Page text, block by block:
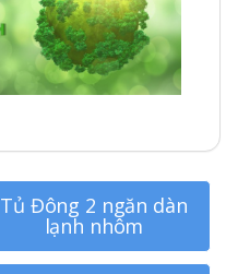
Tủ Đông 2 ngăn dàn
lạnh nhôm